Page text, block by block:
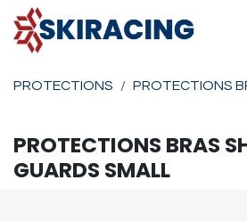
Se rendre au contenu
PROTECTIONS PROTECTIONS
PROTECTIONS BRAS
GUARDS SMALL